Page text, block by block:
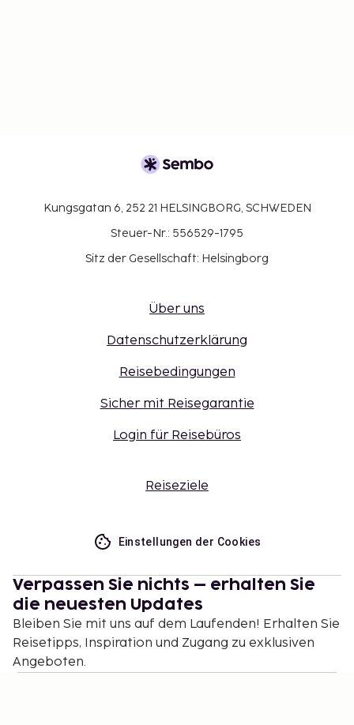
Kungsgatan 6, 252 21 HELSINGBORG, SCHWEDEN
Steuer-Nr.: 556529-1795
Sitz der Gesellschaft: Helsingborg
Über uns
Datenschutzerklärung
Reisebedingungen
Sicher mit Reisegarantie
Login für Reisebüros
Reiseziele
Einstellungen der Cookies
Verpassen Sie nichts – erhalten Sie
die neuesten Updates
Bleiben Sie mit uns auf dem Laufenden! Erhalten Sie
Reisetipps, Inspiration und Zugang zu exklusiven
Angeboten.